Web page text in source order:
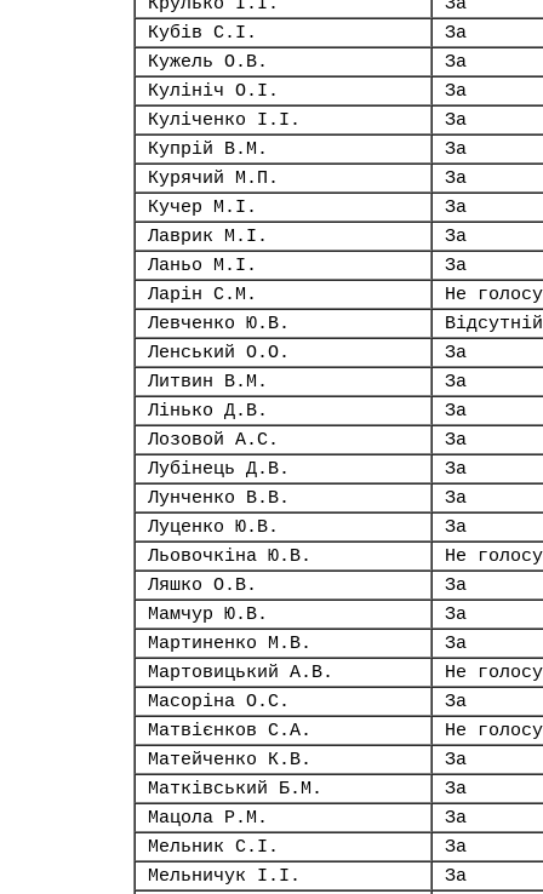
Кубів С.І.
За
Кужель О.В.
За
Кулініч О.І.
За
Куліченко І.І.
За
Купрій В.М.
За
Курячий М.П.
За
Кучер М.І.
За
Лаврик М.І.
За
Ланьо М.І.
За
Ларін С.М.
Не
Левченко Ю.В.
Відсутній
Ленський О.О.
За
Литвин В.М.
За
Лінько Д.В.
За
Лозовой А.С.
За
Лубінець Д.В.
За
Лунченко В.В.
За
Луценко Ю.В.
За
Льовочкіна Ю.В.
Не
Ляшко О.В.
За
Мамчур Ю.В.
За
Мартиненко М.В.
За
Мартовицький А.В.
Не
Масоріна О.С.
За
Матвієнков С.А.
Не
Матейченко К.В.
За
Матківський Б.М.
За
Мацола Р.М.
За
Мельник С.І.
За
Мельничук І.І.
За